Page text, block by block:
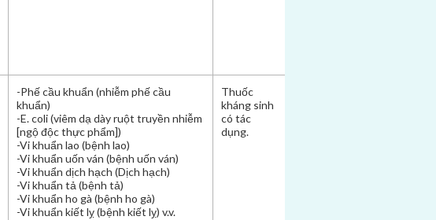
-Phế cầu khuẩn (nhiễm phế cầu
khuẩn)
-E. coli (viêm dạ dày ruột truyền nhiễm
[ngộ độc thực phẩm])
-Vi khuẩn lao (bệnh lao)
-Vi khuẩn uốn ván (bệnh uốn ván)
-Vi khuẩn dịch hạch (Dịch hạch)
-Vi khuẩn tả (bệnh tả)
-Vi khuẩn ho gà (bệnh ho gà)
-Vi khuẩn kiết lỵ (bệnh kiết lỵ) v.v.
Thuốc
kháng sinh
có tác
dụng.